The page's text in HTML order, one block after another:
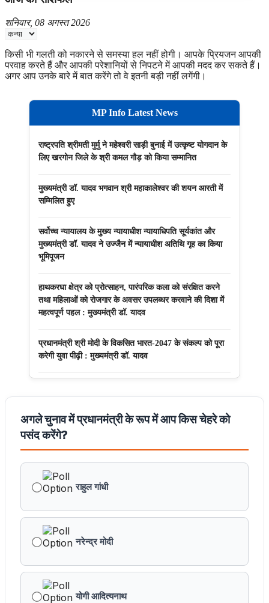
शनिवार, 08 अगस्त 2026
किसी भी गलती को नकारने से समस्या हल नहीं होगी। आपके प्रियजन आपकी
परवाह करते हैं और आपकी परेशानियों से निपटने में आपकी मदद कर सकते हैं।
अगर आप उनके बारे में बात करेंगे तो वे इतनी बड़ी नहीं लगेंगी।
MP Info Latest News
राष्ट्रपति श्रीमती मुर्मु ने महेश्वरी साड़ी बुनाई में उत्कृष्ट योगदान के
लिए खरगोन जिले के श्री कमल गौड़ को किया सम्मानित
मुख्यमंत्री डॉ. यादव भगवान श्री महाकालेश्‍वर की शयन आरती में
सम्मिलित हुए
सर्वोच्च न्यायालय के मुख्‍य न्‍यायाधीश न्यायाधिपति सूर्यकांत और
मुख्यमंत्री डॉ. यादव ने उज्जैन में न्यायाधीश अतिथि गृह का किया
भूमिपूजन
हाथकरघा क्षेत्र को प्रोत्साहन, पारंपरिक कला को संरक्षित करने
तथा महिलाओं को रोजगार के अवसर उपलब्धर करवाने की दिशा में
महत्वपूर्ण पहल : मुख्यमंत्री डॉ. यादव
प्रधानमंत्री श्री मोदी के विकसित भारत-2047 के संकल्प को पूरा
करेगी युवा पीढ़ी : मुख्यमंत्री डॉ. यादव
करेगी प्रोत्साहित : मुख्यमंत्री डॉ. यादव
किसानों का कल्याण ही हमारा लक्ष्य : मुख्यमंत्री डॉ. यादव
मुख्यमंत्री डॉ. यादव
यादव
प्रशिक्षु छात्राएं आत्मविश्वास रखें, तकनीकी दक्षता के साथ अपनी
प्रत्येक शुक्रवार को दौरे पर रहेंगे अधिकारी : मुख्यमंत्री डॉ. यादव
अगले चुनाव में प्रधानमंत्री के रूप में आप किस चेहरे को
पसंद करेंगे?
राहुल गांधी
नरेन्द्र मोदी
योगी आदित्यनाथ